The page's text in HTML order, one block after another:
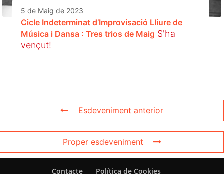
5 de Maig de 2023
Cicle Indeterminat d’Improvisació Lliure de
Música i Dansa : Tres trios de Maig S'ha
vençut!
Esdeveniment anterior
Proper esdeveniment
Contacte Política de Cookies